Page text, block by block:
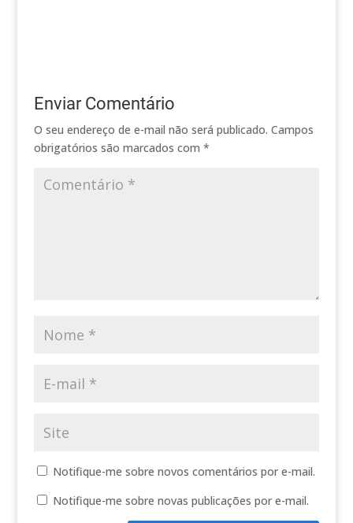
Enviar Comentário
O seu endereço de e-mail não será publicado. Campos
obrigatórios são marcados com *
Notifique-me sobre novos comentários por e-mail.
Notifique-me sobre novas publicações por e-mail.